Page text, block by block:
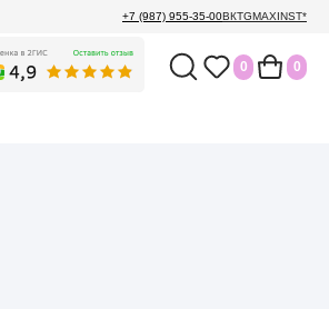
+7 (987) 955-35-00ВКTGMAXINST*
0 0